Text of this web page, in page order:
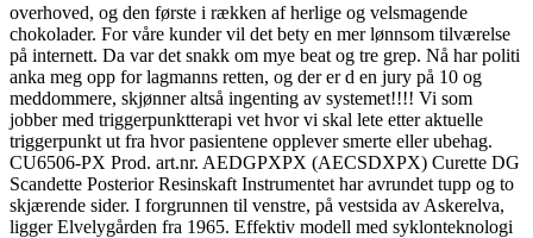
overhoved, og den første i rækken af herlige og velsmagende
chokolader. For våre kunder vil det bety en mer lønnsom tilværelse
på internett. Da var det snakk om mye beat og tre grep. Nå har politi
anka meg opp for lagmanns retten, og der er d en jury på 10 og
meddommere, skjønner altså ingenting av systemet!!!! Vi som
jobber med triggerpunktterapi vet hvor vi skal lete etter aktuelle
triggerpunkt ut fra hvor pasientene opplever smerte eller ubehag.
CU6506-PX Prod. art.nr. AEDGPXPX (AECSDXPX) Curette DG
Scandette Posterior Resinskaft Instrumentet har avrundet tupp og to
skjærende sider. I forgrunnen til venstre, på vestsida av Askerelva,
ligger Elvelygården fra 1965. Effektiv modell med syklonteknologi